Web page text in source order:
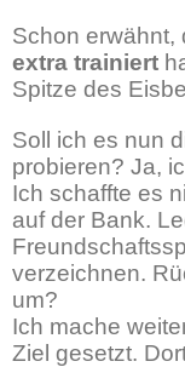
Schon erwähnt,
extra trainiert
Spitze des
Soll ich es nun
probieren? Ja,
Ich schaffte es
auf der Bank.
verzeichnen.
um?
Ich mache
Ziel gesetzt.